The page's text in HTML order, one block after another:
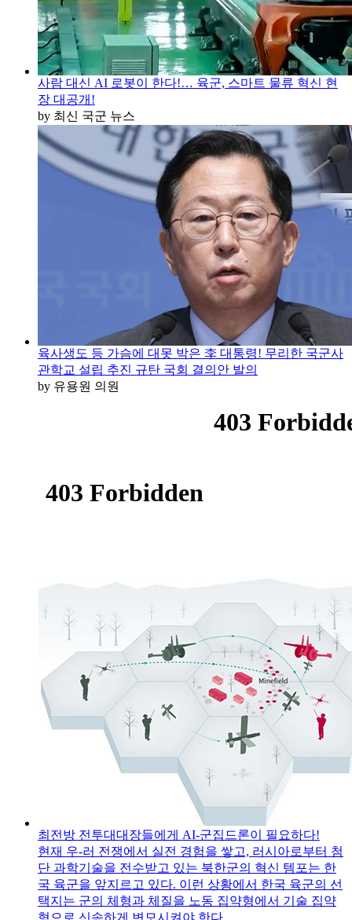
사람 대신 AI 로봇이 한다!… 육군, 스마트 물류 혁신 현
장 대공개!
by 최신 국군 뉴스
육사생도 등 가슴에 대못 박은 李 대통령! 무리한 국군사
관학교 설립 추진 규탄 국회 결의안 발의
by 유용원 의원
최전방 전투대대장들에게 AI-군집드론이 필요하다!
현재 우-러 전쟁에서 실전 경험을 쌓고, 러시아로부터 첨
단 과학기술을 전수받고 있는 북한군의 혁신 템포는 한
국 육군을 앞지르고 있다. 이런 상황에서 한국 육군의 선
택지는 군의 체형과 체질을 노동 집약형에서 기술 집약
형으로 신속하게 변모시켜야 한다.